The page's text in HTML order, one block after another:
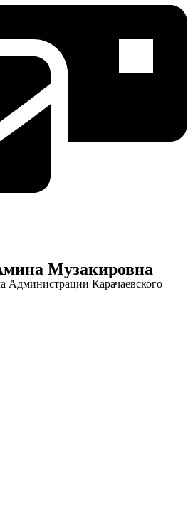
Документы
Музакировна
Администрации Карачаевского